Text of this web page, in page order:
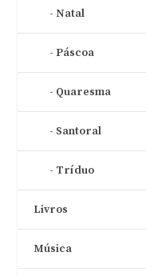
Natal
Páscoa
Quaresma
Santoral
Tríduo
Livros
Música